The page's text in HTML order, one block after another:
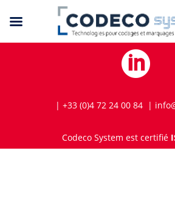

| +33 (0)4 72 24 00 84 |
Codeco System est certifié